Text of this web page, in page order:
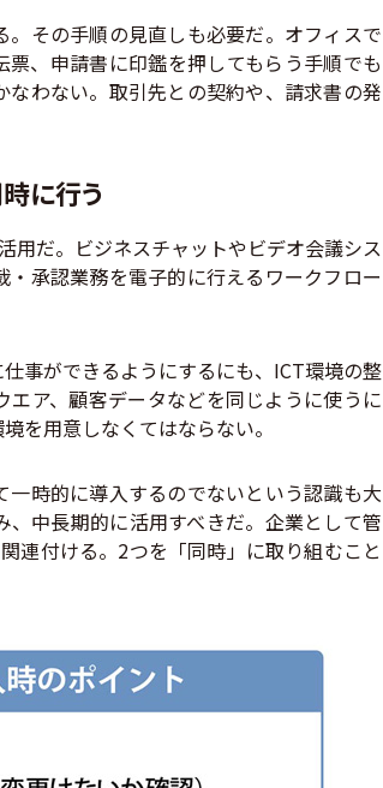
その手順の見直しも必要だ。オフィスで
、申請書に印鑑を押してもらう手順でも
わない。取引先との契約や、請求書の発
に行う
だ。ビジネスチャットやビデオ会議シス
承認業務を電子的に行えるワークフロー
事ができるようにするにも、ICT環境の整
ア、顧客データなどを同じように使うに
を用意しなくてはならない。
時的に導入するのでないという認識も大
中長期的に活用すべきだ。企業として管
連付ける。2つを「同時」に取り組むこと